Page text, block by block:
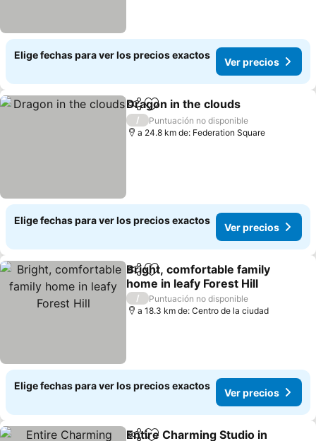
Elige fechas para ver los precios exactos
Ver precios
CompartirAgregar a favoritos
Dragon in the clouds
/
Puntuación no disponible
a 24.8 km de: Federation Square
Elige fechas para ver los precios exactos
Ver precios
CompartirAgregar a favoritos
Bright, comfortable family
home in leafy Forest Hill
/
Puntuación no disponible
a 18.3 km de: Centro de la ciudad
Elige fechas para ver los precios exactos
Ver precios
Entire Charming Studio in